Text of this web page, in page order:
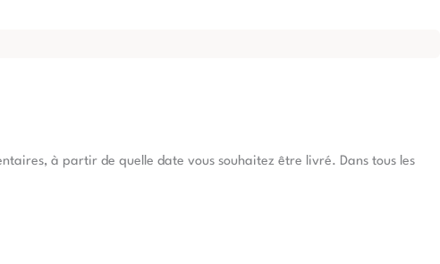
à partir de quelle date vous souhaitez être livré. Dans tous les